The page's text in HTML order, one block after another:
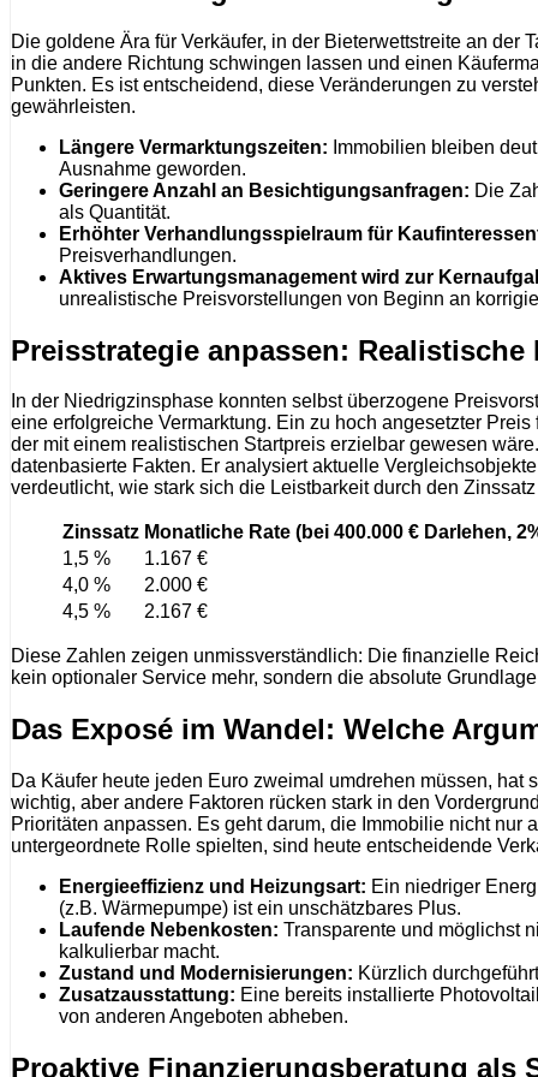
Die goldene Ära für Verkäufer, in der Bieterwettstreite an
in die andere Richtung schwingen lassen und einen
Punkten. Es ist entscheidend, diese Veränderungen zu
gewährleisten.
Längere Vermarktungszeiten: Immobilien bleiben
Ausnahme geworden.
Geringere Anzahl an Besichtigungsanfragen: Die
als Quantität.
Erhöhter Verhandlungsspielraum für
Preisverhandlungen.
Aktives Erwartungsmanagement wird zur
unrealistische Preisvorstellungen von Beginn an
Preisstrategie anpassen:
In der Niedrigzinsphase konnten selbst überzogene
eine erfolgreiche Vermarktung. Ein zu hoch angesetzter
der mit einem realistischen Startpreis erzielbar gewesen
datenbasierte Fakten. Er analysiert aktuelle
verdeutlicht, wie stark sich die Leistbarkeit durch den
Zinssatz Monatliche Rate (bei 400.000 € Darlehen,
1,5 %
1.167 €
4,0 %
2.000 €
4,5 %
2.167 €
Diese Zahlen zeigen unmissverständlich: Die finanzielle
kein optionaler Service mehr, sondern die absolute
Das Exposé im Wandel: Welche
Da Käufer heute jeden Euro zweimal umdrehen müssen,
wichtig, aber andere Faktoren rücken stark in den
Prioritäten anpassen. Es geht darum, die Immobilie nicht
untergeordnete Rolle spielten, sind heute entscheidende
Energieeffizienz und Heizungsart: Ein niedriger
(z.B. Wärmepumpe) ist ein unschätzbares Plus.
Laufende Nebenkosten: Transparente und möglichst
kalkulierbar macht.
Zustand und Modernisierungen: Kürzlich
Zusatzausstattung: Eine bereits installierte
von anderen Angeboten abheben.
Proaktive Finanzierungsberatung als